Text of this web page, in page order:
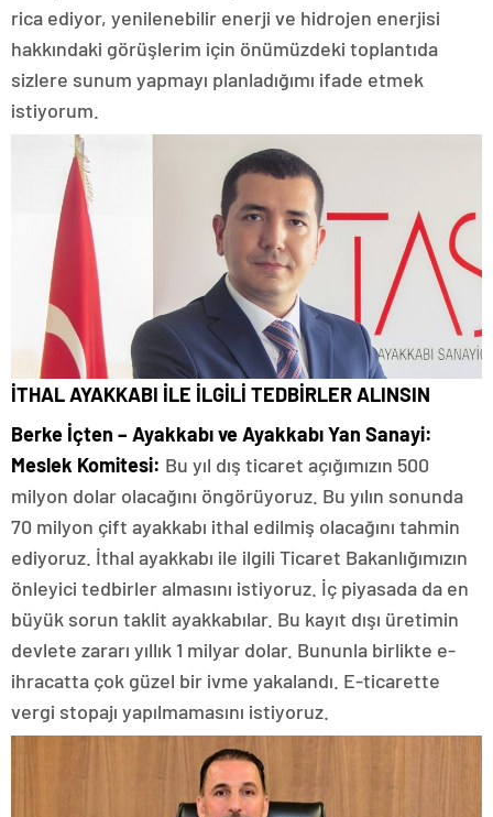
rica ediyor, yenilenebilir enerji ve hidrojen enerjisi
hakkındaki görüşlerim için önümüzdeki toplantıda
sizlere sunum yapmayı planladığımı ifade etmek
istiyorum.
İTHAL AYAKKABI İLE İLGİLİ TEDBİRLER ALINSIN
Berke İçten – Ayakkabı ve Ayakkabı Yan Sanayi:
Meslek Komitesi: Bu yıl dış ticaret açığımızın 500
milyon dolar olacağını öngörüyoruz. Bu yılın sonunda
70 milyon çift ayakkabı ithal edilmiş olacağını tahmin
ediyoruz. İthal ayakkabı ile ilgili Ticaret Bakanlığımızın
önleyici tedbirler almasını istiyoruz. İç piyasada da en
büyük sorun taklit ayakkabılar. Bu kayıt dışı üretimin
devlete zararı yıllık 1 milyar dolar. Bununla birlikte e-
ihracatta çok güzel bir ivme yakalandı. E-ticarette
vergi stopajı yapılmamasını istiyoruz.